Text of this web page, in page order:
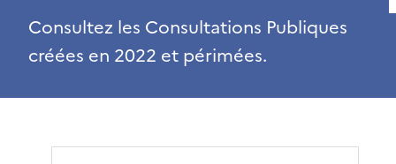
Consultez les Consultations Publiques
créées en 2022 et périmées.